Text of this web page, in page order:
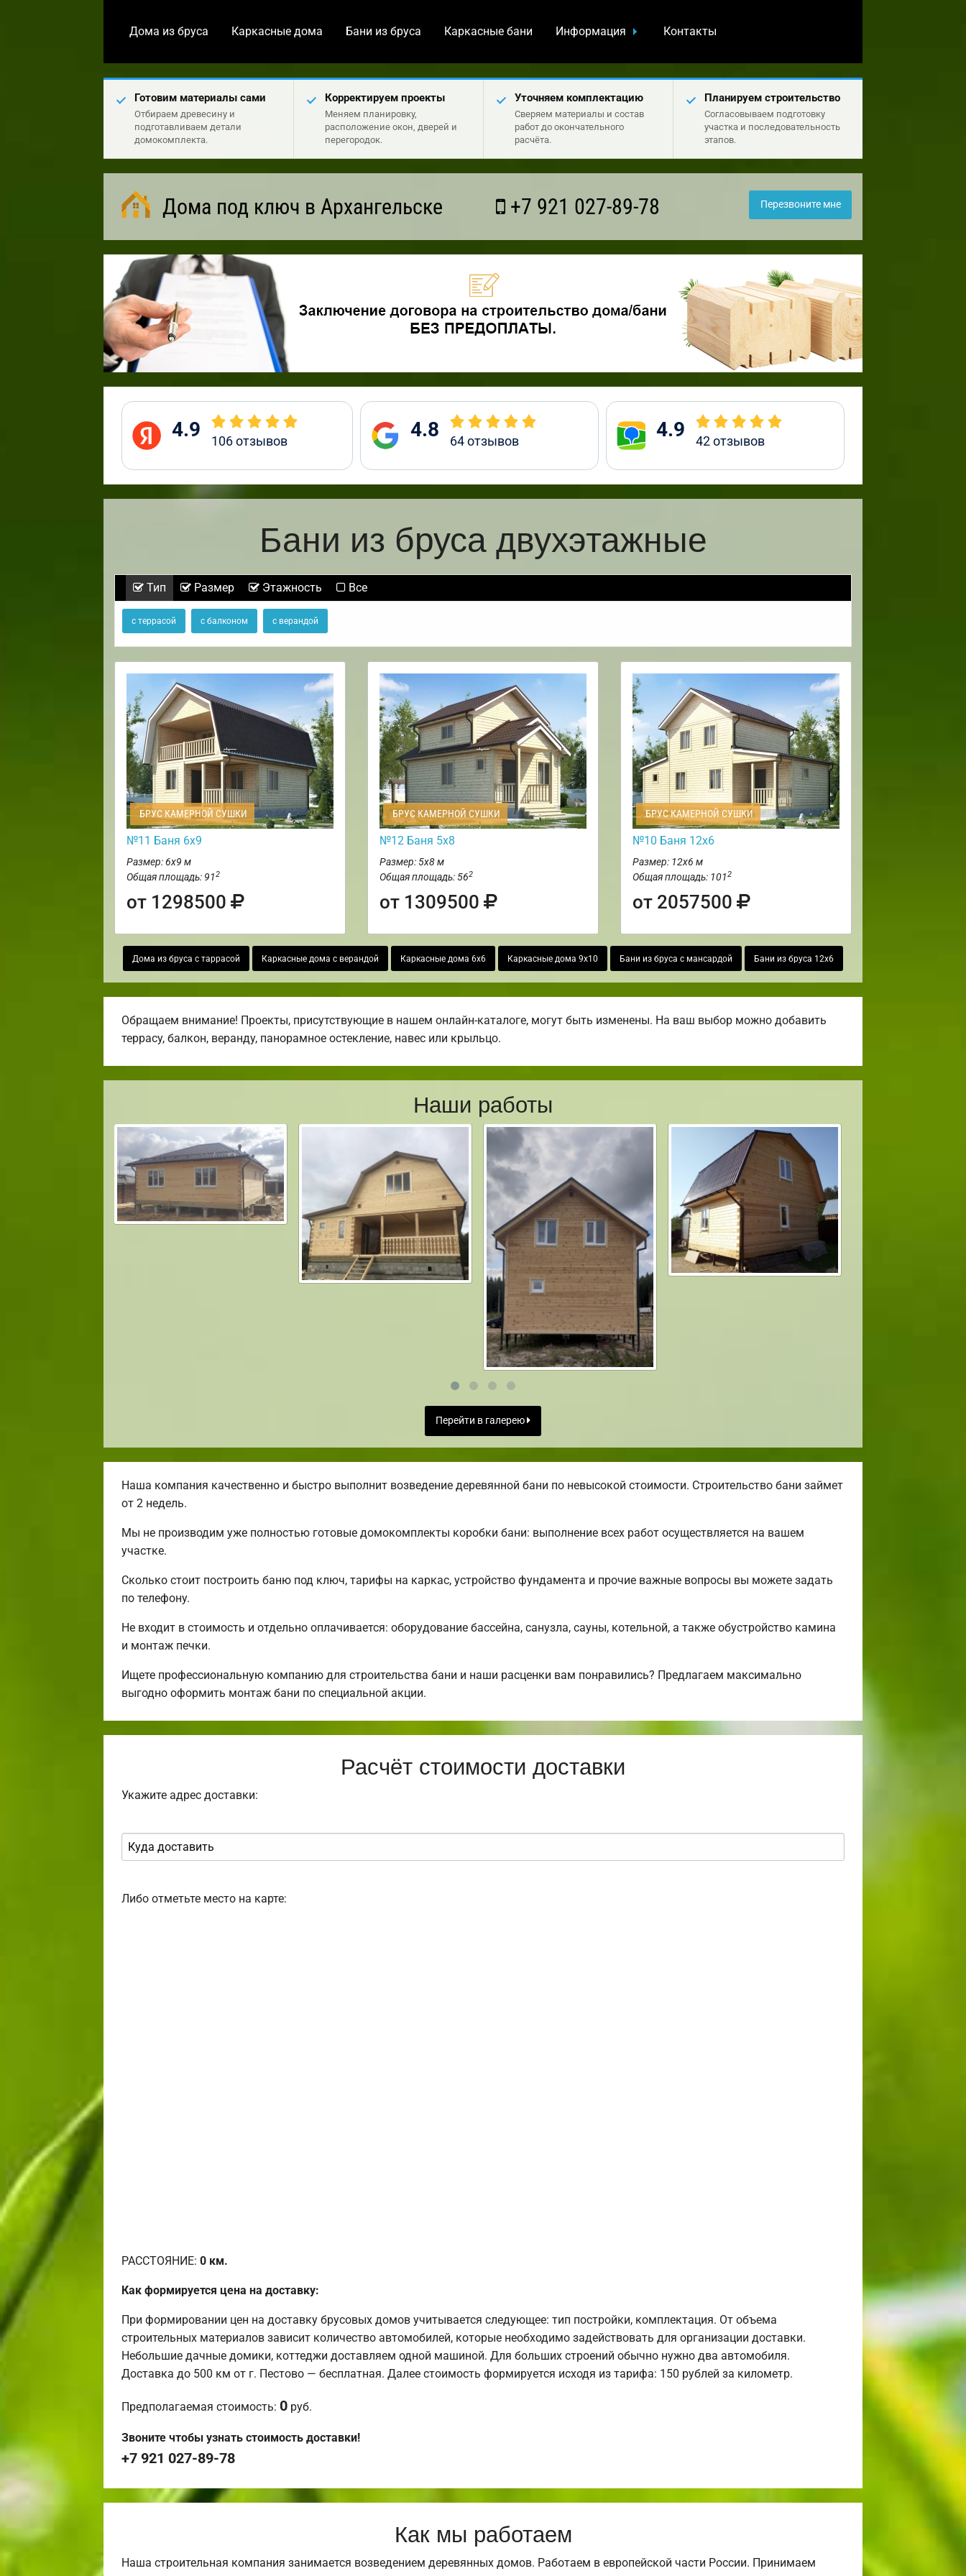
Дома из бруса Каркасные дома Бани из бруса Каркасные бани Информация Контакты
Готовим материалы сами
Отбираем древесину и
подготавливаем детали
домокомплекта.
Корректируем проекты
Меняем планировку,
расположение окон, дверей и
перегородок.
Уточняем комплектацию
Сверяем материалы и состав
работ до окончательного
расчёта.
Планируем строительство
Согласовываем подготовку
участка и последовательность
этапов.
Дома под ключ в Архангельске +7 921 027-89-78 Перезвоните мне
4.9 106отзывов 4.8 64отзывов 4.9 42отзывов
Бани из бруса двухэтажные
Тип Размер Этажность Все
с террасой с балконом с верандой
БРУС КАМЕРНОЙ СУШКИ
№11 Баня 6х9
Размер: 6х9 м
Общая площадь: 912
от 1298500
БРУС КАМЕРНОЙ СУШКИ
№12 Баня 5х8
Размер: 5х8 м
Общая площадь: 562
от 1309500
БРУС КАМЕРНОЙ СУШКИ
№10 Баня 12х6
Размер: 12х6 м
Общая площадь: 1012
от 2057500
Дома из бруса с таррасой Каркасные дома с верандой Каркасные дома 6х6 Каркасные дома 9х10 Бани из бруса с мансардой Бани из бруса 12х6
Обращаем внимание! Проекты, присутствующие в нашем онлайн-каталоге, могут быть изменены. На ваш выбор можно добавить
террасу, балкон, веранду, панорамное остекление, навес или крыльцо.
Наши работы
Перейти в галерею
Наша компания качественно и быстро выполнит возведение деревянной бани по невысокой стоимости. Строительство бани займет
от 2 недель.
Мы не производим уже полностью готовые домокомплекты коробки бани: выполнение всех работ осуществляется на вашем
участке.
Сколько стоит построить баню под ключ, тарифы на каркас, устройство фундамента и прочие важные вопросы вы можете задать
по телефону.
Не входит в стоимость и отдельно оплачивается: оборудование бассейна, санузла, сауны, котельной, а также обустройство камина
и монтаж печки.
Ищете профессиональную компанию для строительства бани и наши расценки вам понравились? Предлагаем максимально
выгодно оформить монтаж бани по специальной акции.
Расчёт стоимости доставки
Укажите адрес доставки:
Либо отметьте место на карте:
РАССТОЯНИЕ: 0 км.
Как формируется цена на доставку:
При формировании цен на доставку брусовых домов учитывается следующее: тип постройки, комплектация. От объема
строительных материалов зависит количество автомобилей, которые необходимо задействовать для организации доставки.
Небольшие дачные домики, коттеджи доставляем одной машиной. Для больших строений обычно нужно два автомобиля.
Доставка до 500 км от г. Пестово — бесплатная. Далее стоимость формируется исходя из тарифа: 150 рублей за километр.
Предполагаемая стоимость: 0 руб.
Звоните чтобы узнать стоимость доставки!
+7 921 027-89-78
Как мы работаем
Наша строительная компания занимается возведением деревянных домов. Работаем в европейской части России. Принимаем